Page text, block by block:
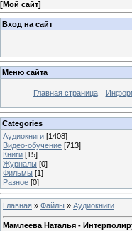
[Мой сайт]
Вход на сайт
Меню сайта
Главная страница
Categories
Аудиокниги [1408]
Видео-обучение [713]
Книги [15]
Журналы [0]
Фильмы [1]
Разное [0]
Главная » Файлы » Аудиокниги
Мамлеева Наталья -